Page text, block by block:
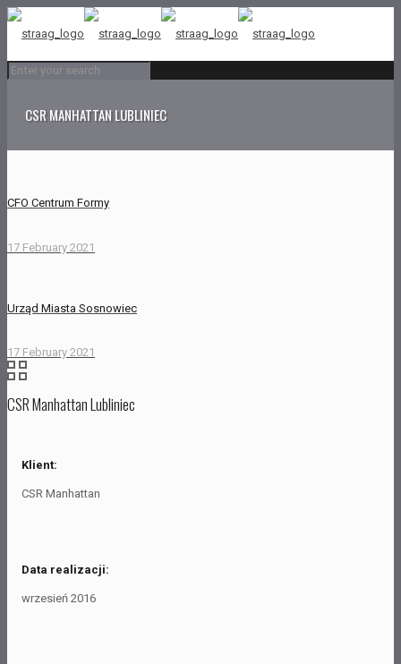
CSR MANHATTAN LUBLINIEC
CFO Centrum Formy
17 February 2021
Urząd Miasta Sosnowiec
17 February 2021
CSR Manhattan Lubliniec
Klient:
CSR Manhattan
Data realizacji:
wrzesień 2016